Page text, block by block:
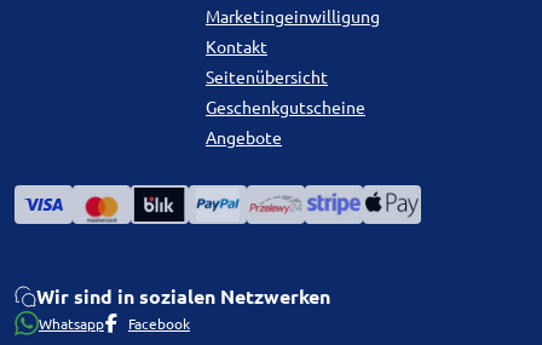
Marketingeinwilligung
Kontakt
Seitenübersicht
Geschenkgutscheine
Angebote
Wir sind in sozialen Netzwerken
Whatsapp Facebook